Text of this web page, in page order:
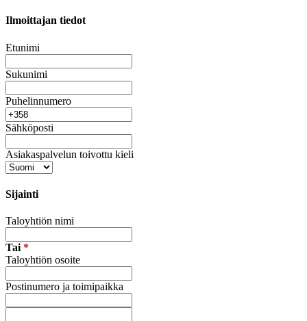
Ilmoittajan tiedot
Etunimi
Sukunimi
Puhelinnumero
Sähköposti
Asiakaspalvelun toivottu kieli
Sijainti
Taloyhtiön nimi
Tai *
Taloyhtiön osoite
Postinumero ja toimipaikka